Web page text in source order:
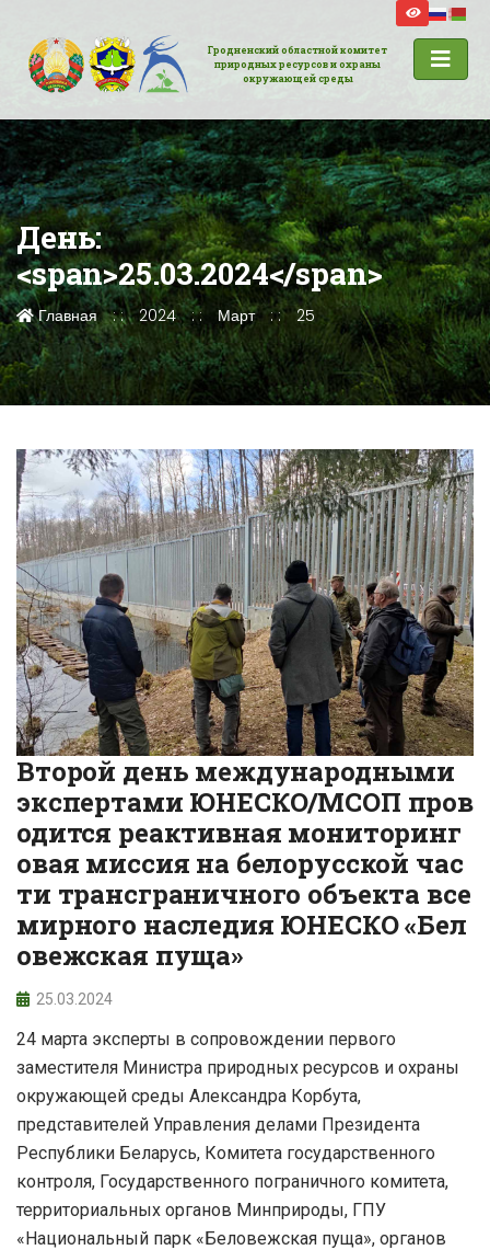
Гродненский областной комитет
природных ресурсов и охраны
окружающей среды
День:
<span>25.03.2024</span>
Главная 2024 Март 25
Второй день международными
экспертами ЮНЕСКО/МСОП пров
одится реактивная мониторинг
овая миссия на белорусской час
ти трансграничного объекта все
мирного наследия ЮНЕСКО «Бел
овежская пуща»
25.03.2024
24 марта эксперты в сопровождении первого
заместителя Министра природных ресурсов и охраны
окружающей среды Александра Корбута,
представителей Управления делами Президента
Республики Беларусь, Комитета государственного
контроля, Государственного пограничного комитета,
территориальных органов Минприроды, ГПУ
«Национальный парк «Беловежская пуща», органов